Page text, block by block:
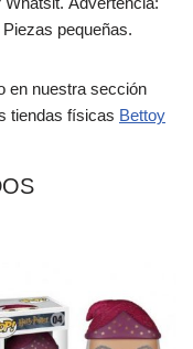
pequeñas.
en nuestra sección
tiendas físicas Bettoy